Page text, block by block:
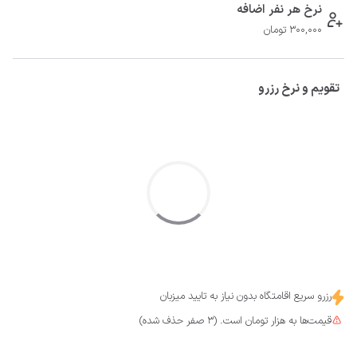
نرخ هر نفر اضافه
300,000 تومان
تقویم و نرخ رزرو
رزرو سریع اقامتگاه بدون نیاز به تایید میزبان
قیمت‌ها به هزار تومان است. (3 صفر حذف شده)